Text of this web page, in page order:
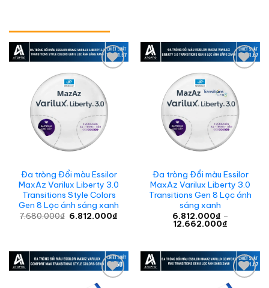
Add to
wishlist
Đa tròng Đổi màu Essilor
MaxAz Varilux Liberty 3.0
Transitions Style Colors
Gen 8 Lọc ánh sáng xanh
7.680.000₫ Giá
6.812.000₫
Add to
wishlist
Đa tròng Đổi màu Essilor
MaxAz Varilux Liberty 3.0
Transitions Gen 8 Lọc ánh
sáng xanh
6.812.000₫ –
12.662.000₫
đến